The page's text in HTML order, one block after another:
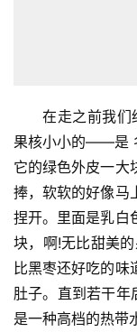
在走之前我
果核小小的——是
它的绿色外皮一大
捧，软软的好像马
捏开。里面是乳白
块，啊!无比甜美
比黑枣还好吃的味
肚子。直到若干年
是一种高档的热带